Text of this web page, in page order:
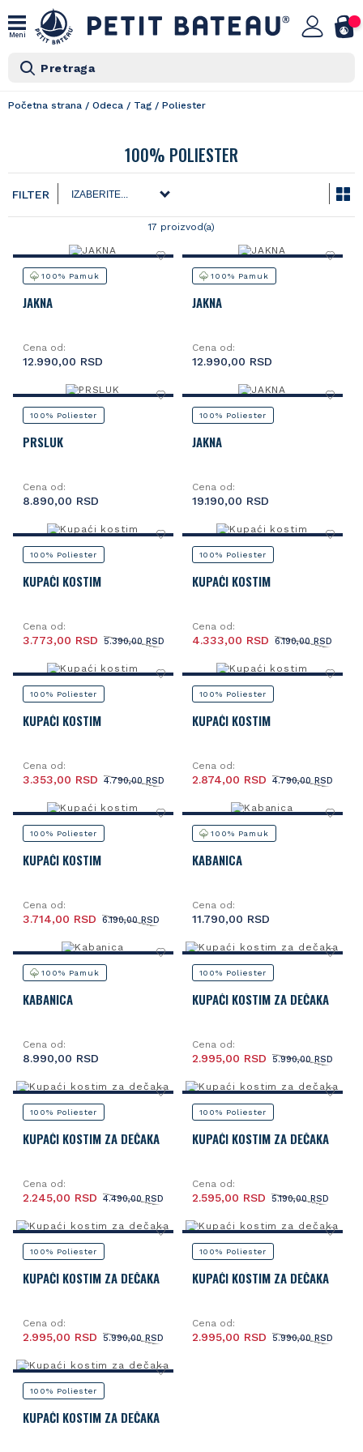
Meni
Pretraga
Početna strana / Odeca / Tag / Poliester
100% POLIESTER
FILTER
17 proizvod(a)
100% Pamuk
JAKNA
Cena od:
12.990,00 RSD
100% Pamuk
JAKNA
Cena od:
12.990,00 RSD
100% Poliester
PRSLUK
Cena od:
8.890,00 RSD
100% Poliester
JAKNA
Cena od:
19.190,00 RSD
100% Poliester
KUPAĆI KOSTIM
Cena od:
5.390,00 RSD
3.773,00 RSD
100% Poliester
KUPAĆI KOSTIM
Cena od:
6.190,00 RSD
4.333,00 RSD
100% Poliester
KUPAĆI KOSTIM
Cena od:
4.790,00 RSD
3.353,00 RSD
100% Poliester
KUPAĆI KOSTIM
Cena od:
4.790,00 RSD
2.874,00 RSD
100% Poliester
KUPAĆI KOSTIM
Cena od:
6.190,00 RSD
3.714,00 RSD
100% Pamuk
KABANICA
Cena od:
11.790,00 RSD
100% Pamuk
KABANICA
Cena od:
8.990,00 RSD
100% Poliester
KUPAĆI KOSTIM ZA DEČAKA
Cena od:
5.990,00 RSD
2.995,00 RSD
100% Poliester
KUPAĆI KOSTIM ZA DEČAKA
Cena od:
4.490,00 RSD
2.245,00 RSD
100% Poliester
KUPAĆI KOSTIM ZA DEČAKA
Cena od:
5.190,00 RSD
2.595,00 RSD
100% Poliester
KUPAĆI KOSTIM ZA DEČAKA
Cena od:
5.990,00 RSD
2.995,00 RSD
100% Poliester
KUPAĆI KOSTIM ZA DEČAKA
Cena od:
5.990,00 RSD
2.995,00 RSD
100% Poliester
KUPAĆI KOSTIM ZA DEČAKA